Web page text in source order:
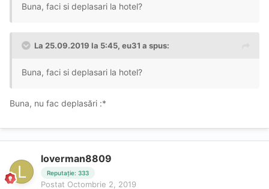
Buna, faci si deplasari la hotel?
La 25.09.2019 la 5:45, eu31 a spus:
Buna, faci si deplasari la hotel?
Buna, nu fac deplasări :*
loverman8809
Reputație: 333
Postat Octombrie 2, 2019